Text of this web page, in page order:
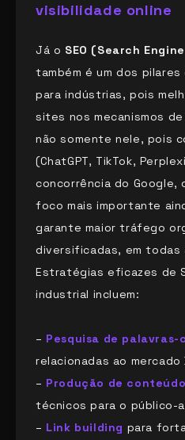
visibilidade online
Já o SEO (Search
também é um dos
para indústrias, pois
sites nos mecanismos
não somente nele, pois
(ChatGPT, TikTok,
concorrência do Google,
foco mais importante
garante maior tráfego
diversificadas, em todas
Estratégias eficazes de
industrial incluem:
– Pesquisa de palavras-
relacionadas ao mercado
– Produção de
técnicos para o público-
– Link building para